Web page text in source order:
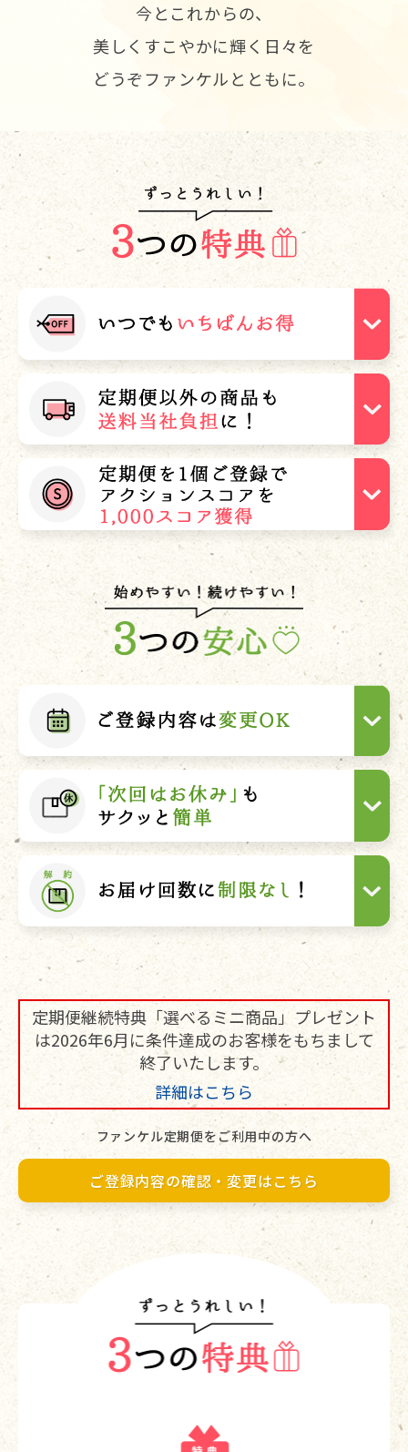
今とこれからの、
美しくすこやかに輝く日々を
どうぞファンケルとともに。
定期便継続特典「選べるミニ商品」プレゼント
は2026年6月に条件達成のお客様をもちまして
終了いたします。
詳細はこちら
ファンケル定期便をご利用中の方へ
ご登録内容の確認・変更はこちら